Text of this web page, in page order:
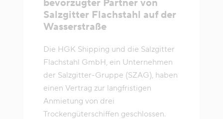
bevorzugter Partner von
Salzgitter Flachstahl auf der
Wasserstraße
Die HGK Shipping und die Salzgitter
Flachstahl GmbH, ein Unternehmen
der Salzgitter-Gruppe (SZAG), haben
einen Vertrag zur langfristigen
Anmietung von drei
Trockengüterschiffen geschlossen.